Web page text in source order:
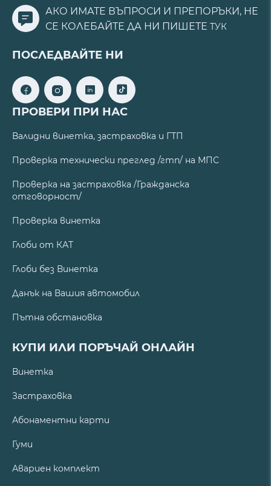
АКО ИМАТЕ ВЪПРОСИ И ПРЕПОРЪКИ, НЕ
СЕ КОЛЕБАЙТЕ ДА НИ ПИШЕТЕ ТУК
ПОСЛЕДВАЙТЕ НИ
ПРОВЕРИ ПРИ НАС
Валидни винетка, застраховка и ГТП
Проверка технически преглед /гтп/ на МПС
Проверка на застраховка /Гражданска
отговорност/
Проверка винетка
Глоби от КАТ
Глоби без Винетка
Данък на Вашия автомобил
Пътна обстановка
КУПИ ИЛИ ПОРЪЧАЙ ОНЛАЙН
Винетка
Застраховка
Абонаментни карти
Гуми
Авариен комплект